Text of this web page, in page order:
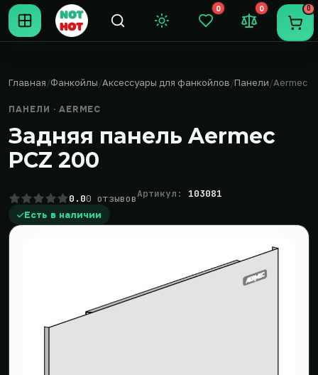
Темная тема
0
Закладки (0)
0
Сравнение
0
Главная Фанкойлы Аксессуары для фанкойлов Панели Aermec
ПАНЕЛИ · AERMEC
Задняя панель Aermec
PCZ 200
0.00 отзывовАртикул: 103081
Есть в наличии